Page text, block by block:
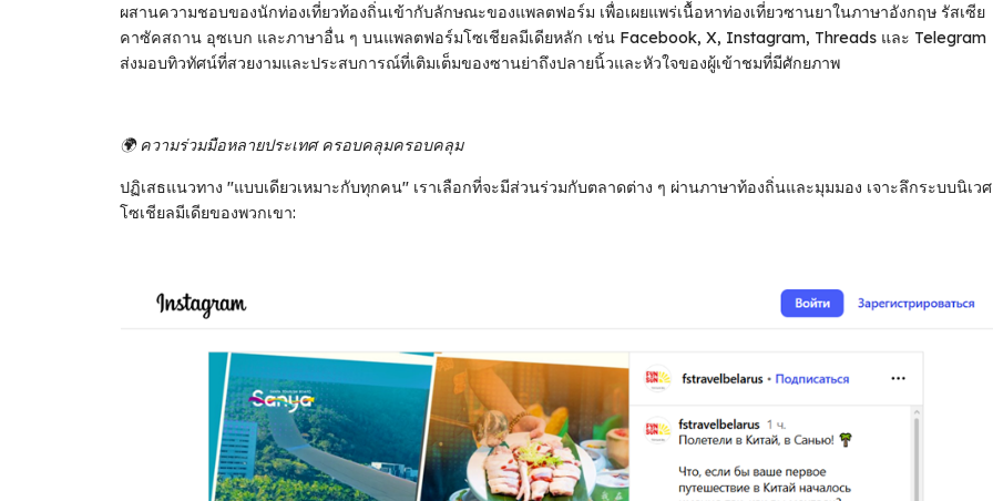
ผสานความชอบของนักท่องเที่ยวท้องถิ่นเข้ากับลักษณะของแพลตฟอร์ม เพื่อเผยแพร่เนื้อหาท่องเที่ยวซานยาในภาษาอังกฤษ รัสเซีย
คาซัคสถาน อุซเบก และภาษาอื่น ๆ บนแพลตฟอร์มโซเชียลมีเดียหลัก เช่น Facebook, X, Instagram, Threads และ Telegram
ส่งมอบทิวทัศน์ที่สวยงามและประสบการณ์ที่เติมเต็มของซานย่าถึงปลายนิ้วและหัวใจของผู้เข้าชมที่มีศักยภาพ
🌍 ความร่วมมือหลายประเทศ ครอบคลุมครอบคลุม
ปฏิเสธแนวทาง "แบบเดียวเหมาะกับทุกคน" เราเลือกที่จะมีส่วนร่วมกับตลาดต่าง ๆ ผ่านภาษาท้องถิ่นและมุมมอง เจาะลึกระบบนิเวศ
โซเชียลมีเดียของพวกเขา: